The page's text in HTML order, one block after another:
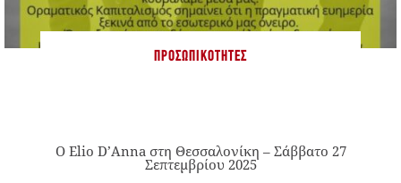
ΠΡΟΣΩΠΙΚΌΤΗΤΕΣ
Ο Elio D’Anna στη Θεσσαλονίκη – Σάββατο 27
Σεπτεμβρίου 2025